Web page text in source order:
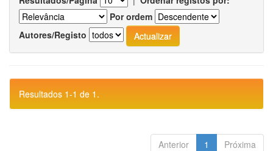
Por ordem
Autores/Registo
Resultados 1-1 de 1.
Anterior 1 Próxima